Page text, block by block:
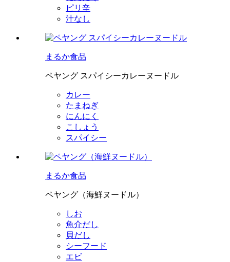
ピリ辛
汁なし
まるか食品
ペヤング スパイシーカレーヌードル
カレー
たまねぎ
にんにく
こしょう
スパイシー
まるか食品
ペヤング（海鮮ヌードル）
しお
魚介だし
貝だし
シーフード
エビ